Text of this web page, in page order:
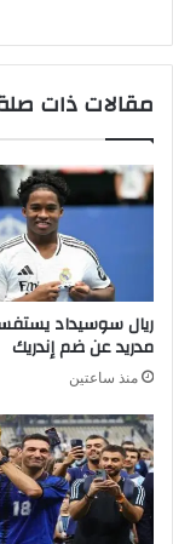
مقالات ذات
ريال سوسيداد
مدريد عن ضم إندريك
منذ ساعتين